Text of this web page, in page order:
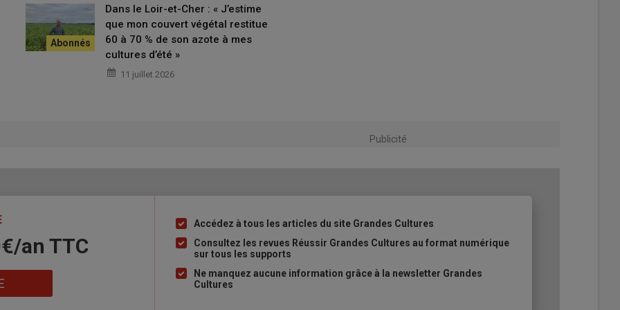
dans les couverts herbacés. Un broyage détruirait les
pour percevoir les aides sur ces parcelles ?
jachères différentes selon les
dans chaque
Dans le Loir-et-Cher : « J’estime
que mon couvert végétal restitue
60 à 70 % de son azote à mes
cultures d’été »
11 juillet 2026
Publicité
an​ TTC
Liste
à
puce
Accédez à tous les articles du site Grandes Cultures
Consultez les revues Réussir Grandes Cultures au format numérique
sur tous les supports
Ne manquez aucune information grâce à la newsletter Grandes
Cultures